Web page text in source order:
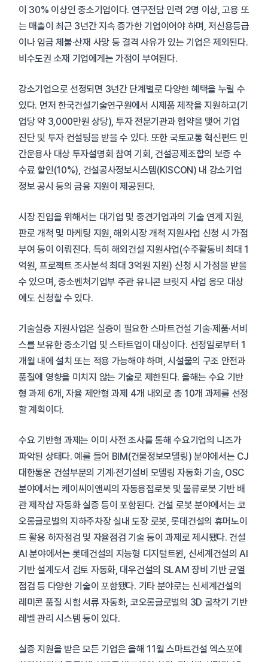
이 30% 이상인 중소기업이다. 연구전담 인력 2명 이상, 고용 또
는 매출이 최근 3년간 지속 증가한 기업이어야 하며, 저신용등급
이나 임금 체불·산재 사망 등 결격 사유가 있는 기업은 제외된다.
비수도권 소재 기업에게는 가점이 부여된다.
강소기업으로 선정되면 3년간 단계별로 다양한 혜택을 누릴 수
있다. 먼저 한국건설기술연구원에서 시제품 제작을 지원하고(기
업당 약 3,000만원 상당), 투자 전문기관과 협약을 맺어 기업
진단 및 투자 컨설팅을 받을 수 있다. 또한 국토교통 혁신펀드 민
간운용사 대상 투자설명회 참여 기회, 건설공제조합의 보증 수
수료 할인(10%), 건설공사정보시스템(KISCON) 내 강소기업
정보 공시 등의 금융 지원이 제공된다.
시장 진입을 위해서는 대기업 및 중견기업과의 기술 연계 지원,
판로 개척 및 마케팅 지원, 해외시장 개척 지원사업 신청 시 가점
부여 등이 이뤄진다. 특히 해외건설 지원사업(수주활동비 최대 1
억원, 프로젝트 조사분석 최대 3억원 지원) 신청 시 가점을 받을
수 있으며, 중소벤처기업부 주관 유니콘 브릿지 사업 응모 대상
에도 신청할 수 있다.
기술실증 지원사업은 실증이 필요한 스마트건설 기술·제품·서비
스를 보유한 중소기업 및 스타트업이 대상이다. 선정일로부터 1
개월 내에 설치 또는 적용 가능해야 하며, 시설물의 구조 안전과
품질에 영향을 미치지 않는 기술로 제한된다. 올해는 수요 기반
형 과제 6개, 자율 제안형 과제 4개 내외로 총 10개 과제를 선정
할 계획이다.
수요 기반형 과제는 이미 사전 조사를 통해 수요기업의 니즈가
파악된 상태다. 예를 들어 BIM(건물정보모델링) 분야에서는 CJ
대한통운 건설부문의 기계·전기설비 모델링 자동화 기술, OSC
분야에서는 케이씨이앤씨의 자동용접로봇 및 물류로봇 기반 배
관 제작샵 자동화 실증 등이 포함된다. 건설 로봇 분야에서는 코
오롱글로벌의 지하주차장 실내 도장 로봇, 롯데건설의 휴머노이
드 활용 하자점검 및 자율점검 기술 등이 과제로 제시됐다. 건설
AI 분야에서는 롯데건설의 지능형 디지털트윈, 신세계건설의 AI
기반 설계도서 검토 자동화, 대우건설의 SLAM 장비 기반 균열
점검 등 다양한 기술이 포함됐다. 기타 분야로는 신세계건설의
레미콘 품질 시험 서류 자동화, 코오롱글로벌의 3D 굴착기 기반
레벨 관리 시스템 등이 있다.
실증 지원을 받은 모든 기업은 올해 11월 스마트건설 엑스포에